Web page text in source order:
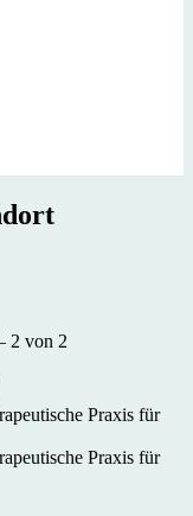
2 von 2
Praxis für
Praxis für